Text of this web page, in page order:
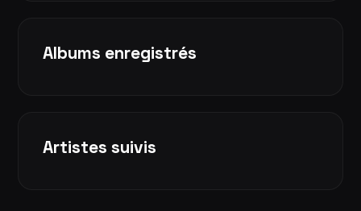
Albums enregistrés
Artistes suivis